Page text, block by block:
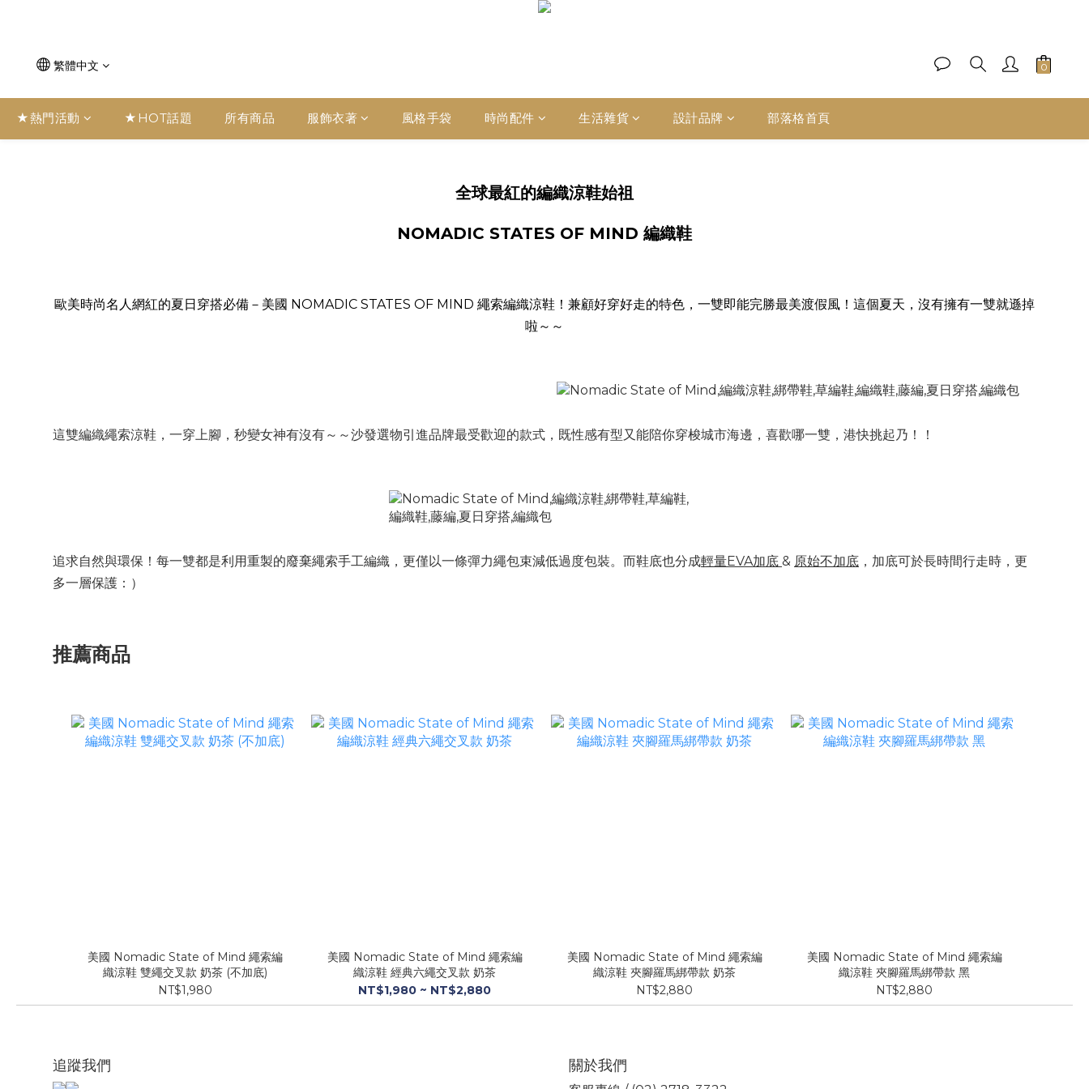
繁體中文
★熱門活動 ★HOT話題 所有商品 服飾衣著 風格手袋 時尚配件 生活雜貨 設計品牌 部落格首頁
全球最紅的編織涼鞋始祖
NOMADIC STATES OF MIND 編織鞋
歐美時尚名人網紅的夏日穿搭必備－美國 NOMADIC STATES OF MIND 繩索編織涼鞋！兼顧好穿好走的特色，一雙即能完勝最美渡假風！這個夏天，沒有擁有一雙就遜掉
啦～～
這雙編織繩索涼鞋，一穿上腳，秒變女神有沒有～～沙發選物引進品牌最受歡迎的款式，既性感有型又能陪你穿梭城市海邊，喜歡哪一雙，港快挑起乃！！
追求自然與環保！每一雙都是利用重製的廢棄繩索手工編織，更僅以一條彈力繩包束減低過度包裝。而鞋底也分成輕量EVA加底 & 原始不加底 ，加底可於長時間行走時，更
多一層保護：）
推薦商品
美國 Nomadic State of Mind 繩索編
織涼鞋 雙繩交叉款 奶茶 (不加底)
NT$1,980
美國 Nomadic State of Mind 繩索編
織涼鞋 經典六繩交叉款 奶茶
NT$1,980 ~ NT$2,880
美國 Nomadic State of Mind 繩索編
織涼鞋 夾腳羅馬綁帶款 奶茶
NT$2,880
美國 Nomadic State of Mind 繩索編
織涼鞋 夾腳羅馬綁帶款 黑
NT$2,880
追蹤我們 關於我們